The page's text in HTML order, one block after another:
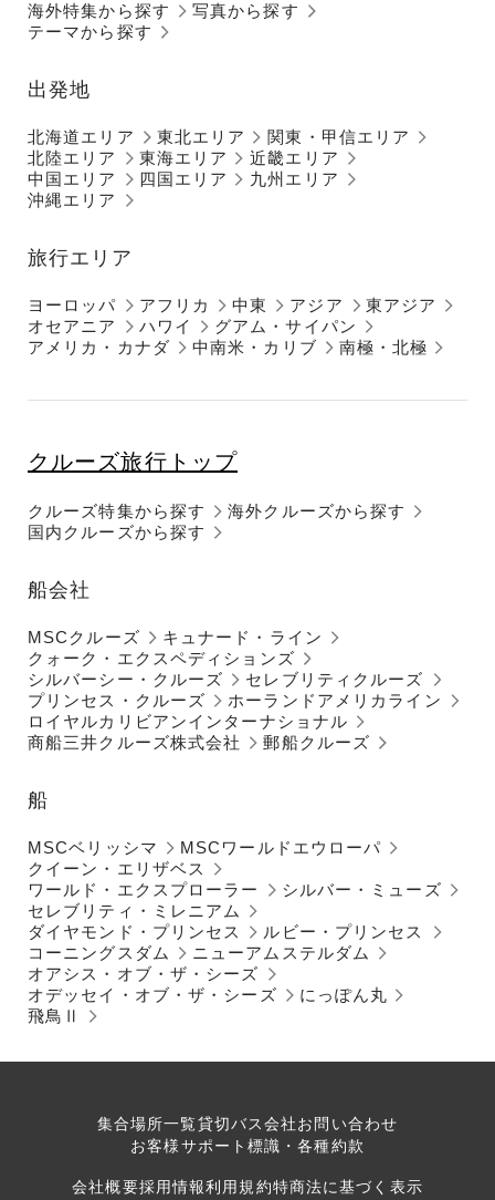
海外特集から探す
テーマから探す
写真から探す
出発地
北海道エリア 東北エリア
関東・甲信エリア
北陸エリア
東海エリア
近畿エリア
中国エリア
四国エリア
九州エリア
沖縄エリア
旅行エリア
ヨーロッパ アフリカ 中東 アジア
東アジア
オセアニア
ハワイ
グアム・サイパン
アメリカ・カナダ
中南米・カリブ 南極・北極
クルーズ旅行トップ
クルーズ特集から探す
国内クルーズから探す
海外クルーズから探す
船会社
MSCクルーズ
キュナード・ライン
クォーク・エクスペディションズ
シルバーシー・クルーズ
セレブリティクルーズ
プリンセス・クルーズ
ホーランドアメリカライン
ロイヤルカリビアンインターナショナル
商船三井クルーズ株式会社
郵船クルーズ
船
MSCベリッシマ
MSCワールドエウローパ
クイーン・エリザベス
ワールド・エクスプローラー
シルバー・ミューズ
セレブリティ・ミレニアム
ダイヤモンド・プリンセス
ルビー・プリンセス
コーニングスダム
ニューアムステルダム
オアシス・オブ・ザ・シーズ
オデッセイ・オブ・ザ・シーズ
にっぽん丸
飛鳥Ⅱ
集合場所一覧貸切バス会社お問い合わせ
お客様サポート 標識・各種約款
会社概要採用情報利用規約特商法に基づく表示